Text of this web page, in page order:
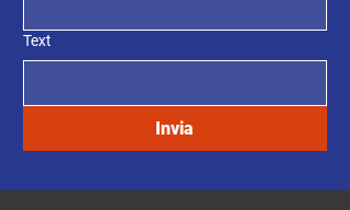
Text
Invia